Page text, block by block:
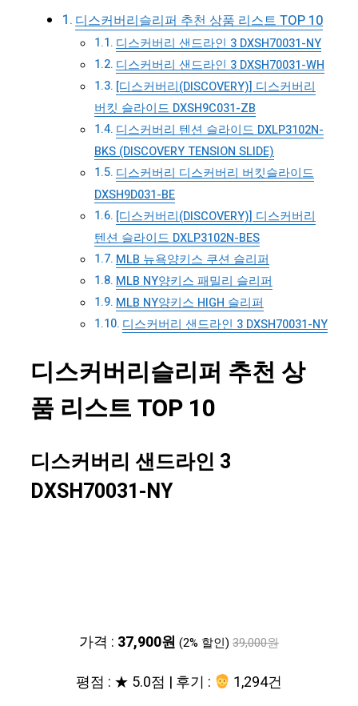
디스커버리슬리퍼 추천 상품 리스트 TOP 10
디스커버리 샌드라인 3 DXSH70031-NY
디스커버리 샌드라인 3 DXSH70031-WH
[디스커버리(DISCOVERY)] 디스커버리
버킷 슬라이드 DXSH9C031-ZB
디스커버리 텐션 슬라이드 DXLP3102N-
BKS (DISCOVERY TENSION SLIDE)
디스커버리 디스커버리 버킷슬라이드
DXSH9D031-BE
[디스커버리(DISCOVERY)] 디스커버리
텐션 슬라이드 DXLP3102N-BES
MLB 뉴욕양키스 쿠션 슬리퍼
MLB NY양키스 패밀리 슬리퍼
MLB NY양키스 HIGH 슬리퍼
디스커버리 샌드라인 3 DXSH70031-NY
디스커버리슬리퍼 추천 상
품 리스트 TOP 10
디스커버리 샌드라인 3
DXSH70031-NY
가격 : 37,900원 (2% 할인) 39,000원
평점 : ★ 5.0점 | 후기 : 1,294건